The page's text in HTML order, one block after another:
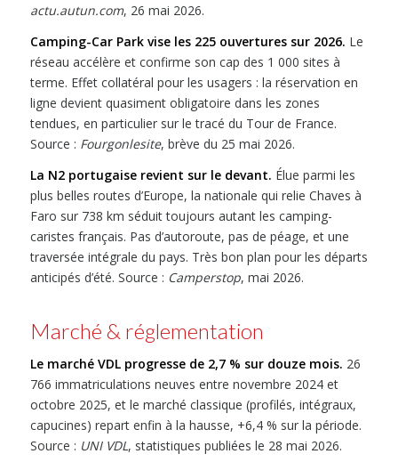
actu.autun.com, 26 mai 2026.
Camping-Car Park vise les 225 ouvertures sur 2026. Le
réseau accélère et confirme son cap des 1 000 sites à
terme. Effet collatéral pour les usagers : la réservation en
ligne devient quasiment obligatoire dans les zones
tendues, en particulier sur le tracé du Tour de France.
Source : Fourgonlesite, brève du 25 mai 2026.
La N2 portugaise revient sur le devant. Élue parmi les
plus belles routes d’Europe, la nationale qui relie Chaves à
Faro sur 738 km séduit toujours autant les camping-
caristes français. Pas d’autoroute, pas de péage, et une
traversée intégrale du pays. Très bon plan pour les départs
anticipés d’été. Source : Camperstop, mai 2026.
Marché & réglementation
Le marché VDL progresse de 2,7 % sur douze mois. 26
766 immatriculations neuves entre novembre 2024 et
octobre 2025, et le marché classique (profilés, intégraux,
capucines) repart enfin à la hausse, +6,4 % sur la période.
Source : UNI VDL, statistiques publiées le 28 mai 2026.